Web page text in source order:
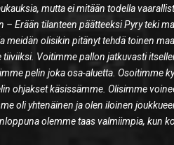
mutta ei mitään todella
Erään tilanteen päätteeksi Pyry teki
olisikin pitänyt tehdä toinen
Voitimme pallon jatkuvasti
pelin joka osa-aluetta. Osoitimme
ohjakset käsissämme. Olisimme
oli yhtenäinen ja olen iloinen
olemme taas valmiimpia, kun